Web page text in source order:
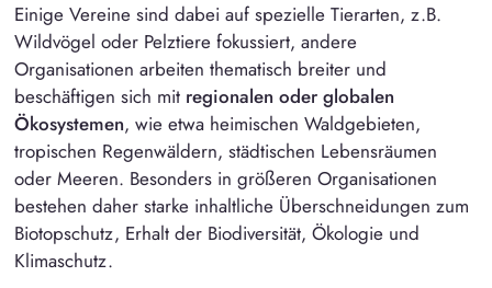
Einige Vereine sind dabei auf spezielle Tierarten, z.B.
Wildvögel oder Pelztiere fokussiert, andere
Organisationen arbeiten thematisch breiter und
beschäftigen sich mit regionalen oder globalen
Ökosystemen, wie etwa heimischen Waldgebieten,
tropischen Regenwäldern, städtischen Lebensräumen
oder Meeren. Besonders in größeren Organisationen
bestehen daher starke inhaltliche Überschneidungen zum
Biotopschutz, Erhalt der Biodiversität, Ökologie und
Klimaschutz.